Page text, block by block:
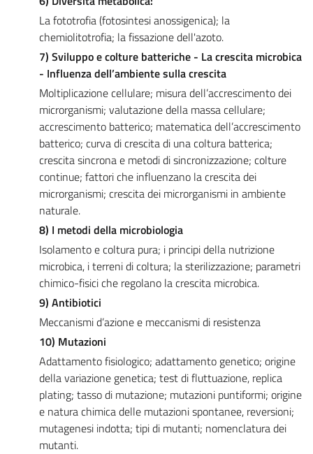
La fototrofia (fotosintesi anossigenica); la
chemiolitotrofia; la fissazione dell'azoto.
7) Sviluppo e colture batteriche - La crescita microbica
- Influenza dell’ambiente sulla crescita
Moltiplicazione cellulare; misura dell’accrescimento dei
microrganismi; valutazione della massa cellulare;
accrescimento batterico; matematica dell’accrescimento
batterico; curva di crescita di una coltura batterica;
crescita sincrona e metodi di sincronizzazione; colture
continue; fattori che influenzano la crescita dei
microrganismi; crescita dei microrganismi in ambiente
naturale.
8) I metodi della microbiologia
Isolamento e coltura pura; i principi della nutrizione
microbica, i terreni di coltura; la sterilizzazione; parametri
chimico-fisici che regolano la crescita microbica.
9) Antibiotici
Meccanismi d’azione e meccanismi di resistenza
10) Mutazioni
Adattamento fisiologico; adattamento genetico; origine
della variazione genetica; test di fluttuazione, replica
plating; tasso di mutazione; mutazioni puntiformi; origine
e natura chimica delle mutazioni spontanee, reversioni;
mutagenesi indotta; tipi di mutanti; nomenclatura dei
mutanti.